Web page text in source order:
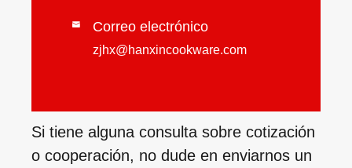
 Correo electrónico
zjhx@hanxincookware.com
Si tiene alguna consulta sobre cotización
o cooperación, no dude en enviarnos un